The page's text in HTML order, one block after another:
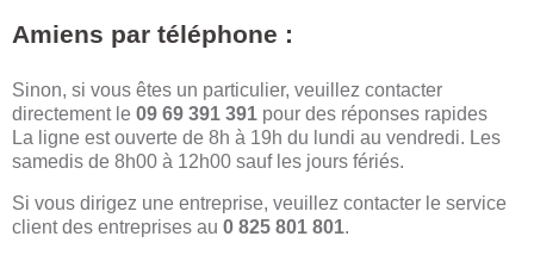
Amiens par téléphone :
Sinon, si vous êtes un particulier, veuillez contacter
directement le 09 69 391 391 pour des réponses rapides
La ligne est ouverte de 8h à 19h du lundi au vendredi. Les
samedis de 8h00 à 12h00 sauf les jours fériés.
Si vous dirigez une entreprise, veuillez contacter le service
client des entreprises au 0 825 801 801.